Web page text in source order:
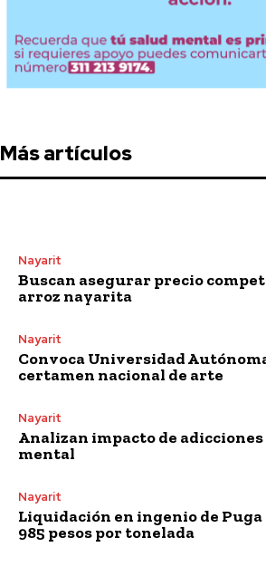
Más artículos
Nayarit
Buscan asegurar precio
arroz nayarita
Nayarit
Convoca Universidad
certamen nacional de arte
Nayarit
Analizan impacto de adicciones
mental
Nayarit
Liquidación en ingenio de Puga
985 pesos por tonelada